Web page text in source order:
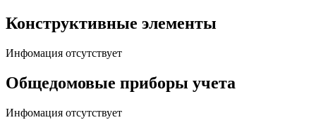
Конструктивные элементы
Инфомация отсутствует
Общедомовые приборы учета
Инфомация отсутствует